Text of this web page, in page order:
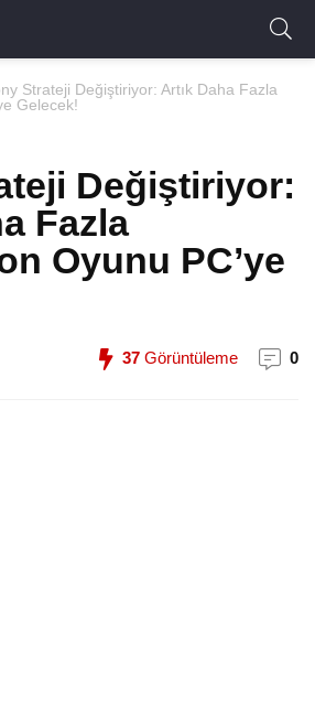
Strateji Değiştiriyor: Artık Daha Fazla
Gelecek!
Değiştiriyor:
Fazla
Oyunu PC’ye
37 Görüntüleme 0